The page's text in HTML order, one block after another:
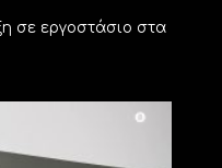
σε εργοστάσιο στα